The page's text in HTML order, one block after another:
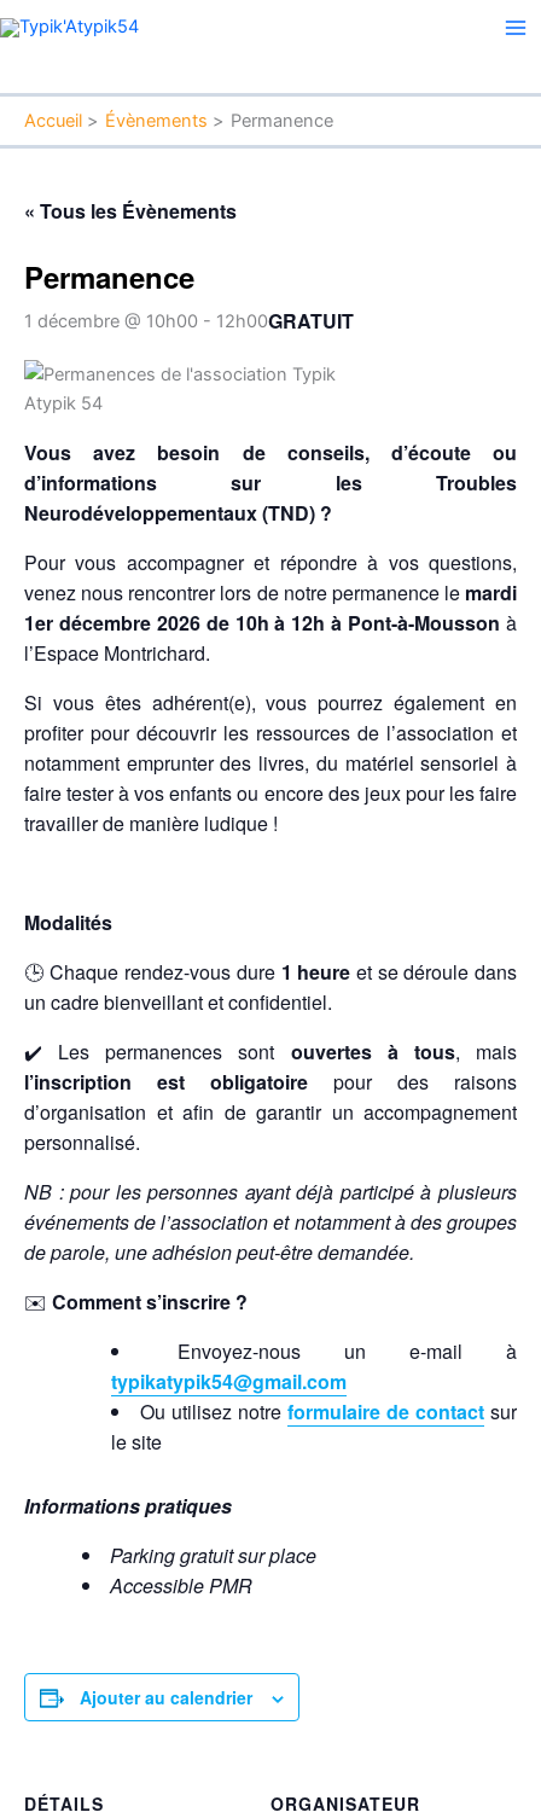
Aller
au
Accueil Évènements Permanence
« Tous les Évènements
Permanence
1 décembre @ 10h00 - 12h00GRATUIT
Vous avez besoin de conseils, d’écoute ou
d’informations sur les Troubles
Neurodéveloppementaux (TND) ?
Pour vous accompagner et répondre à vos questions,
venez nous rencontrer lors de notre permanence le mardi
1er décembre 2026 de 10h à 12h à Pont-à-Mousson à
l’Espace Montrichard.
Si vous êtes adhérent(e), vous pourrez également en
profiter pour découvrir les ressources de l’association et
notamment emprunter des livres, du matériel sensoriel à
faire tester à vos enfants ou encore des jeux pour les faire
travailler de manière ludique !
Modalités
🕒 Chaque rendez-vous dure 1 heure et se déroule dans
un cadre bienveillant et confidentiel.
✔️ Les permanences sont ouvertes à tous, mais
l’inscription est obligatoire pour des raisons
d’organisation et afin de garantir un accompagnement
personnalisé.
NB : pour les personnes ayant déjà participé à plusieurs
événements de l’association et notamment à des groupes
de parole, une adhésion peut-être demandée.
✉️ Comment s’inscrire ?
Envoyez-nous un e-mail à
typikatypik54@gmail.com
Ou utilisez notre formulaire de contact sur
le site
Informations pratiques
Parking gratuit sur place
Accessible PMR
Ajouter au calendrier
DÉTAILS
ORGANISATEUR